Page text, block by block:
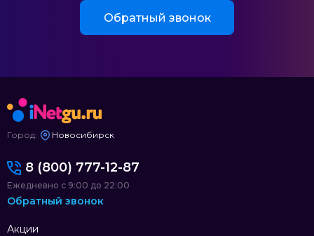
Обратный звонок
Город: Новосибирск
Акции
8 (800) 777-12-87
Ежедневно с 9:00 до 22:00
Обратный звонок